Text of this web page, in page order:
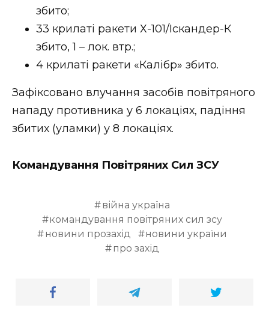
збито;
33 крилаті ракети Х-101/Іскандер-К
збито, 1 – лок. втр.;
4 крилаті ракети «Калібр» збито.
Зафіксовано влучання засобів повітряного
нападу противника у 6 локаціях, падіння
збитих (уламки) у 8 локаціях.
Командування Повітряних Сил ЗСУ
війна україна
командування повітряних сил зсу
новини прозахід
новини україни
про захід